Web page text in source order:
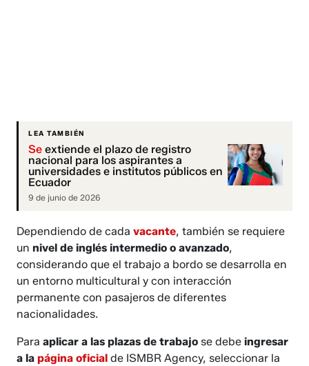
LEA TAMBIÉN
Se extiende el plazo de registro
nacional para los aspirantes a
universidades e institutos públicos en
Ecuador
9 de junio de 2026
Dependiendo de cadavacante, también se requiere
un nivel de inglés intermedio o avanzado,
considerando que el trabajo a bordo se desarrolla en
un entorno multicultural y con interacción
permanente con pasajeros de diferentes
nacionalidades.
Paraaplicar a las plazas de trabajo se debeingresar
a lapágina oficial de ISMBR Agency, seleccionar la